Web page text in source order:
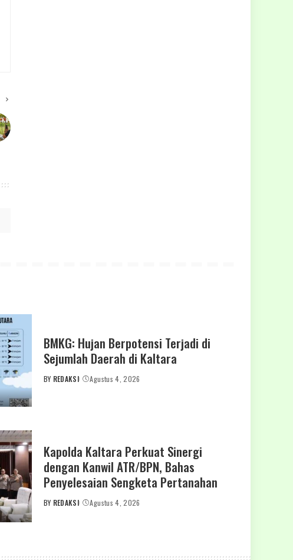
BMKG: Hujan Berpotensi Terjadi di
Sejumlah Daerah di Kaltara
POSTED
BY REDAKSI Agustus 4, 2026
Kapolda Kaltara Perkuat Sinergi
dengan Kanwil ATR/BPN, Bahas
Penyelesaian Sengketa Pertanahan
POSTED
BY REDAKSI Agustus 4, 2026